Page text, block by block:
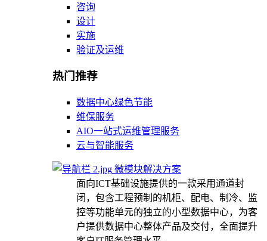
咨询
设计
实施
验证及运维
热门推荐
数据中心绿色节能
维保服务
AIO一站式运维管理服务
云与智能服务
微模块解决方案
面向ICT基础设施提供的一款采用通道封
闭，包含工程预制的机柜、配电、制冷、监
控等功能单元的独立的小型数据中心，为客
户提供数据中心整体产品及交付，全面提升